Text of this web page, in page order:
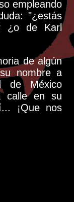
empleando
"¿estás
¿o de Karl
de algún
nombre a
de México
calle en su
¡Que nos